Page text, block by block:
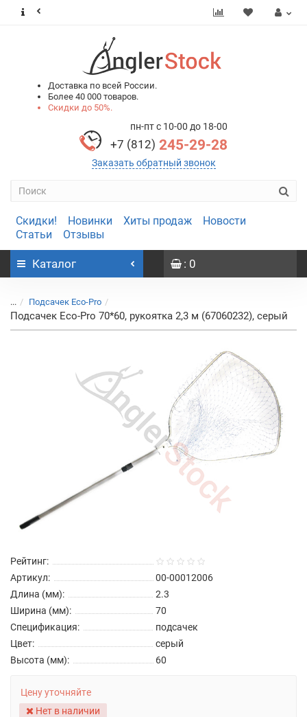
Доставка по всей России.
Более 40 000 товаров.
Скидки до 50%.
пн-пт с 10-00 до 18-00
+7 (812) 245-29-28
Заказать обратный звонок
Скидки! Новинки Хиты продаж
Новости
Статьи
Отзывы
Каталог : 0
... Подсачек Eco-Pro
Подсачек Eco-Pro 70*60, рукоятка 2,3 м (67060232), серый
Рейтинг:
Артикул:
00-00012006
Длина (мм):
2.3
Ширина (мм):
70
Спецификация:
подсачек
Цвет:
серый
Высота (мм):
60
Цену уточняйте
Нет в наличии